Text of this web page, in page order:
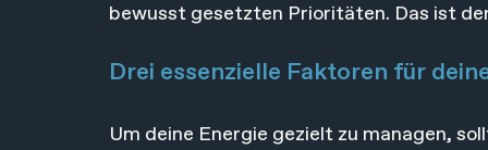
bewusst gesetzten Prioritäten. Das ist
Drei essenzielle Faktoren für
Um deine Energie gezielt zu managen,